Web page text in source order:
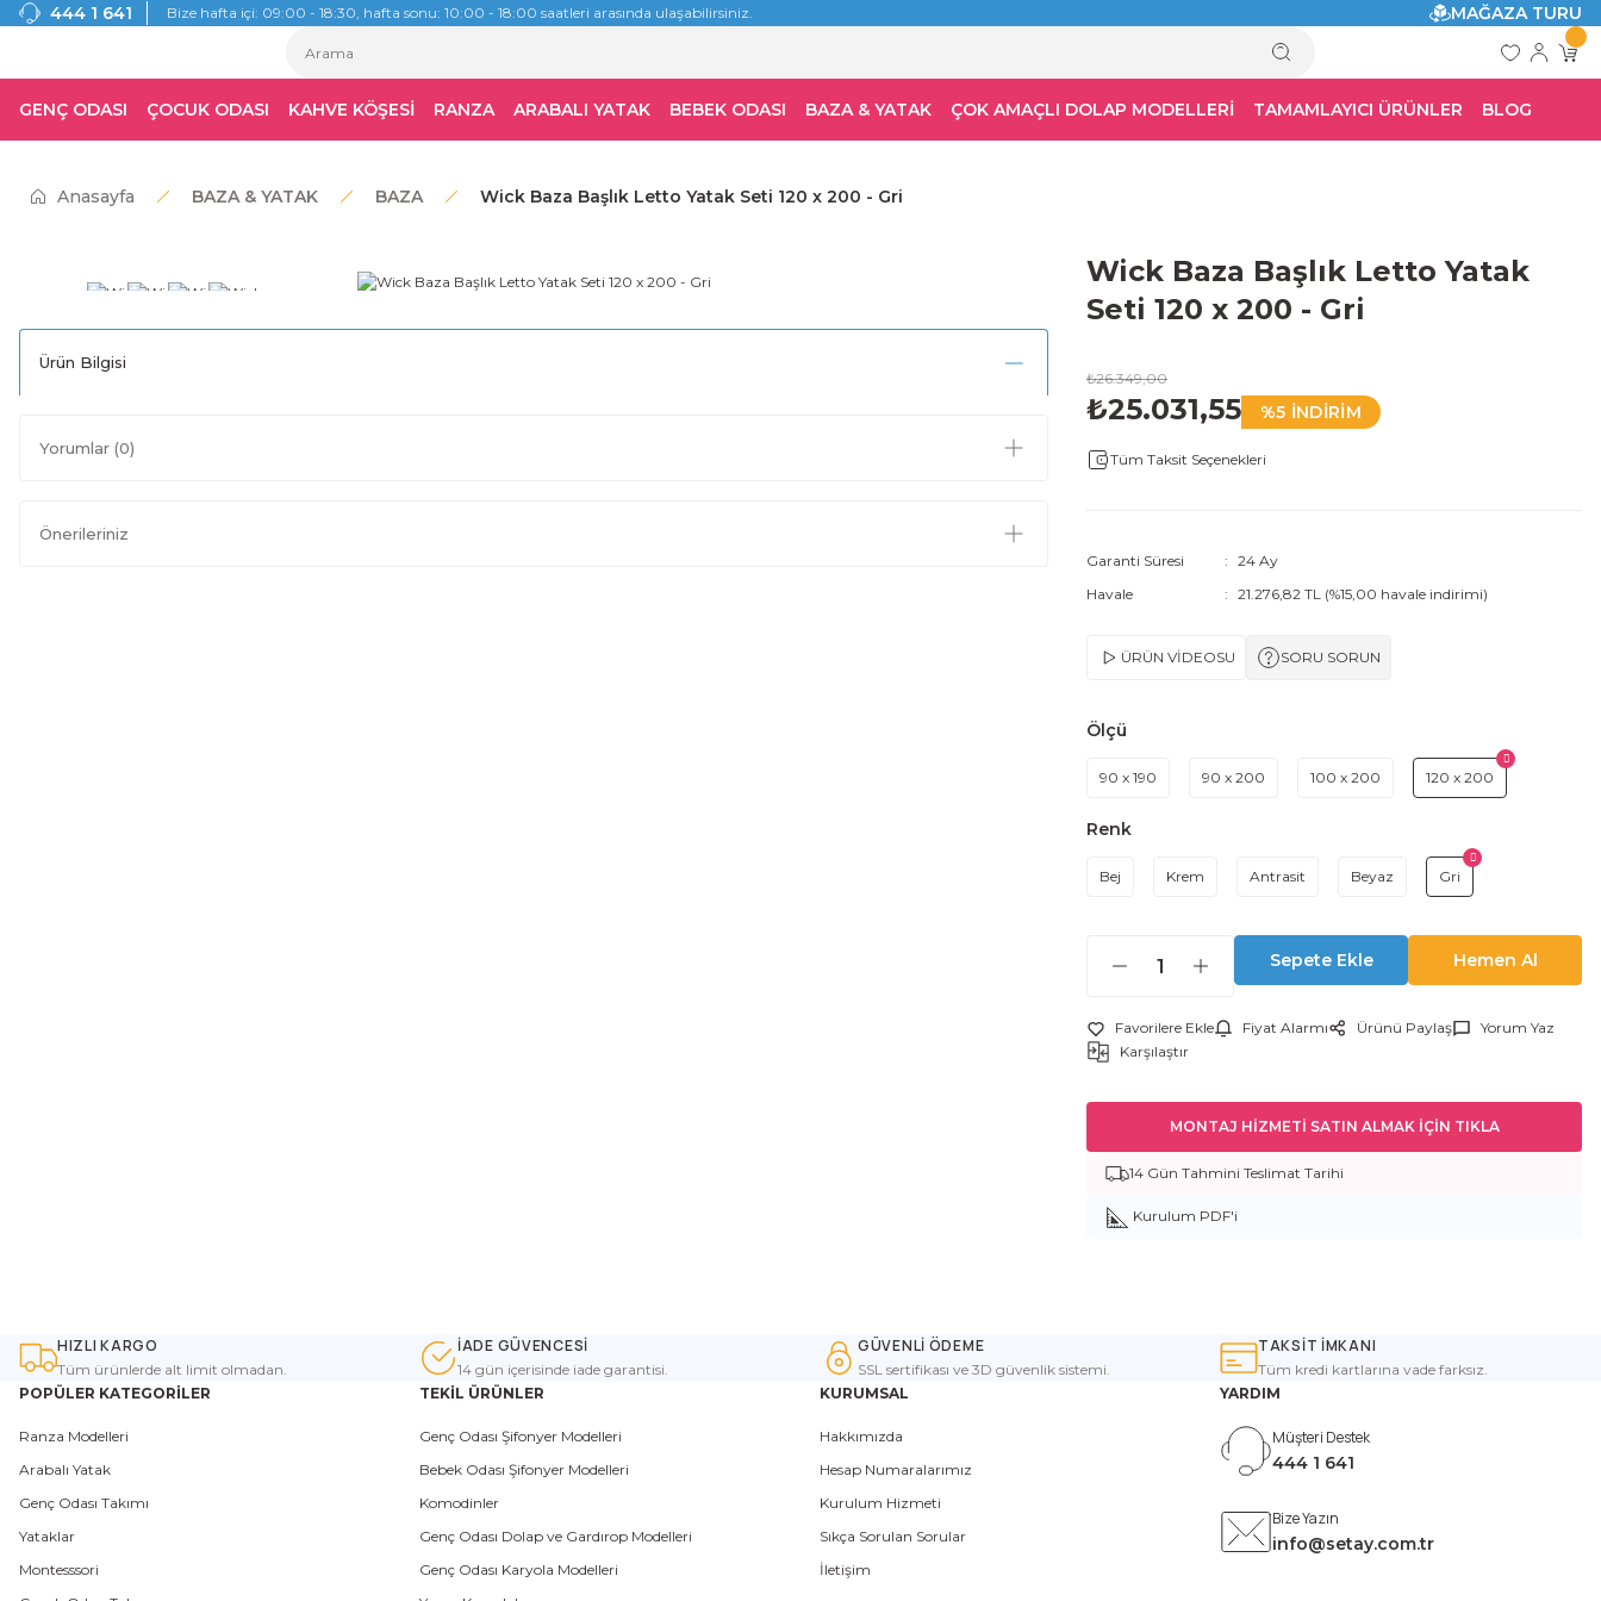
444 1 641 Bize hafta içi: 09:00 - 18:30, hafta sonu: 10:00 - 18:00 saatleri arasında ulaşabilirsiniz. MAĞAZA TURU
GENÇ ODASI ÇOCUK ODASI KAHVE KÖŞESİ RANZA ARABALI YATAK BEBEK ODASI BAZA & YATAK ÇOK AMAÇLI DOLAP MODELLERİ TAMAMLAYICI ÜRÜNLER BLOG
Anasayfa BAZA & YATAK BAZA Wick Baza Başlık Letto Yatak Seti 120 x 200 - Gri
Ürün Bilgisi
Yorumlar (0)
Önerileriniz
Wick Baza Başlık Letto Yatak
Seti 120 x 200 - Gri
₺26.349,00
₺25.031,55 %5 İNDİRİM
Tüm Taksit Seçenekleri
Garanti Süresi
24 Ay
Havale
21.276,82 TL (%15,00 havale indirimi)
ÜRÜN VİDEOSU SORU SORUN
Ölçü
90 x 190 90 x 200 100 x 200 120 x 200
Renk
Bej Krem Antrasit Beyaz Gri
Sepete Ekle Hemen Al
Fiyat Alarmı Ürünü Paylaş
Yorum Yaz
Karşılaştır
MONTAJ HİZMETİ SATIN ALMAK İÇİN TIKLA
14 Gün Tahmini Teslimat Tarihi
Kurulum PDF'i
HIZLI KARGO
Tüm ürünlerde alt limit olmadan.
İADE GÜVENCESİ
14 gün içerisinde iade garantisi.
GÜVENLİ ÖDEME
SSL sertifikası ve 3D güvenlik sistemi.
TAKSİT İMKANI
Tüm kredi kartlarına vade farksız.
POPÜLER KATEGORİLER
Ranza Modelleri
Arabalı Yatak
Genç Odası Takımı
Yataklar
Montesssori
TEKİL ÜRÜNLER
Genç Odası Şifonyer Modelleri
Bebek Odası Şifonyer Modelleri
Komodinler
Genç Odası Dolap ve Gardırop Modelleri
Genç Odası Karyola Modelleri
KURUMSAL
Hakkımızda
Hesap Numaralarımız
Kurulum Hizmeti
Sıkça Sorulan Sorular
İletişim
YARDIM
Müşteri Destek
444 1 641
Bize Yazın
info@setay.com.tr